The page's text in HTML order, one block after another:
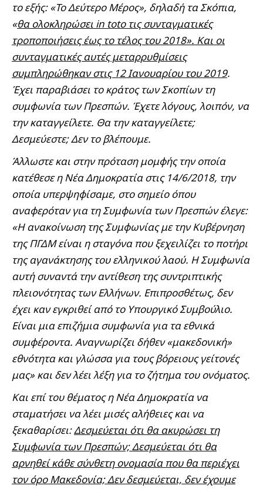
το εξής: «Το Δεύτερο Μέρος», δηλαδή τα Σκόπια,
«θα ολοκληρώσει in toto τις συνταγματικές
τροποποιήσεις έως το τέλος του 2018». Και οι
συνταγματικές αυτές μεταρρυθμίσεις
συμπληρώθηκαν στις 12 Ιανουαρίου του 2019.
Έχει παραβιάσει το κράτος των Σκοπίων τη
συμφωνία των Πρεσπών. Έχετε λόγους, λοιπόν, να
την καταγγείλετε. Θα την καταγγείλετε;
Δεσμεύεστε; Δεν το βλέπουμε.
Άλλωστε και στην πρόταση μομφής την οποία
κατέθεσε η Νέα Δημοκρατία στις 14/6/2018, την
οποία υπερψηφίσαμε, στο σημείο όπου
αναφερόταν για τη Συμφωνία των Πρεσπών έλεγε:
«Η ανακοίνωση της Συμφωνίας με την Κυβέρνηση
της ΠΓΔΜ είναι η σταγόνα που ξεχειλίζει το ποτήρι
της αγανάκτησης του ελληνικού λαού. Η Συμφωνία
αυτή συναντά την αντίθεση της συντριπτικής
πλειονότητας των Ελλήνων. Επιπροσθέτως, δεν
έχει καν εγκριθεί από το Υπουργικό Συμβούλιο.
Είναι μια επιζήμια συμφωνία για τα εθνικά
συμφέροντα. Αναγνωρίζει δήθεν «μακεδονική»
εθνότητα και γλώσσα για τους βόρειους γείτονές
μας» και δεν λέει λέξη για το ζήτημα του ονόματος.
Και επί του θέματος η Νέα Δημοκρατία να
σταματήσει να λέει μισές αλήθειες και να
ξεκαθαρίσει:Δεσμεύεται ότι θα ακυρώσει τη
Συμφωνία των Πρεσπών; Δεσμεύεται ότι θα
αρνηθεί κάθε σύνθετη ονομασία που θα περιέχει
τον όρο Μακεδονία; Δεν δεσμεύεται, δεν έχουμε